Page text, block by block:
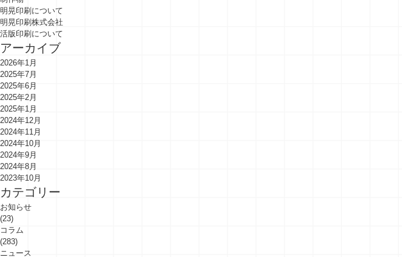
明晃印刷について
明晃印刷株式会社
活版印刷について
アーカイブ
2026年1月
2025年7月
2025年6月
2025年2月
2025年1月
2024年12月
2024年11月
2024年10月
2024年9月
2024年8月
2023年10月
カテゴリー
お知らせ
(23)
コラム
(283)
ニュース